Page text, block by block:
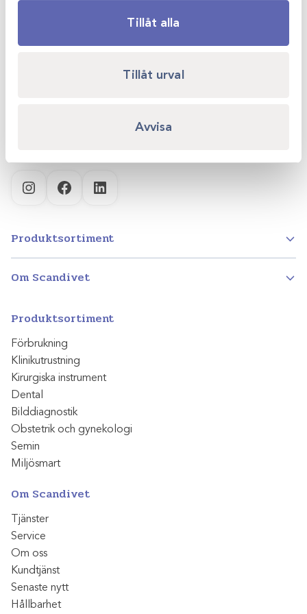
Tillåt alla
Tillåt urval
Avvisa
InstagramFacebookLinkedIn
Produktsortiment
Om Scandivet
Produktsortiment
Förbrukning
Klinikutrustning
Kirurgiska instrument
Dental
Bilddiagnostik
Obstetrik och gynekologi
Semin
Miljösmart
Om Scandivet
Tjänster
Service
Om oss
Kundtjänst
Senaste nytt
Hållbarhet